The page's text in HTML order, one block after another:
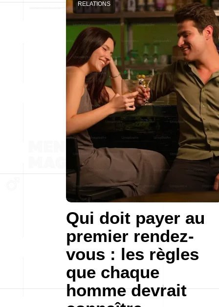
Qui doit payer au
premier rendez-
vous : les règles
que chaque
homme devrait
RELATIONS